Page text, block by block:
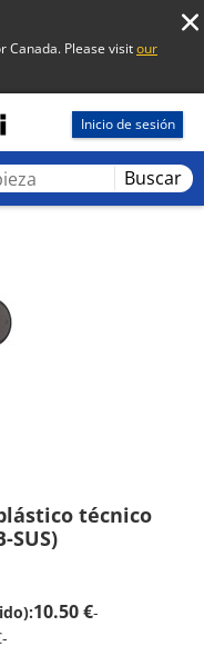
Canada. Please visitour
Inicio de sesión
Buscar
técnico
SUS)
10.50 €-
-